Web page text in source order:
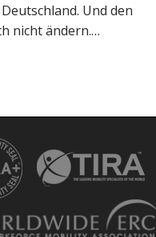
Und den
nicht ändern.…